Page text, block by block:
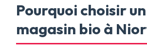
Pourquoi choisir un
magasin bio à